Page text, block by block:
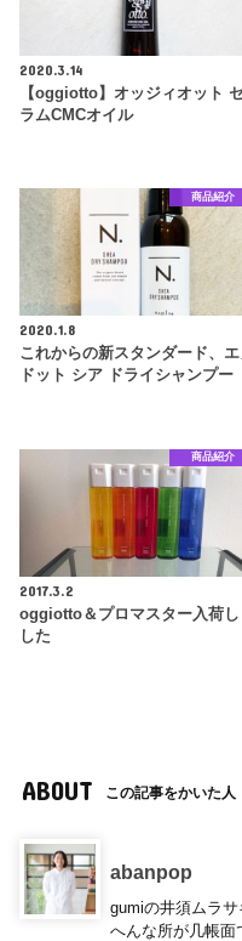
2020.3.14
【oggiotto】オッジィオット セ
ラムCMCオイル
商品紹介
2020.1.8
これからの新スタンダード、エ
ドット シア ドライシャンプー
商品紹介
2017.3.2
oggiotto＆プロマスター入荷し
した
ABOUT この記事をかいた人
abanpop
gumiの井須ムラサ
へんな所が几帳面